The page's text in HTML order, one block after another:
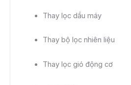
Thay lọc dầu máy
Thay bộ lọc nhiên liệu
Thay lọc gió động cơ